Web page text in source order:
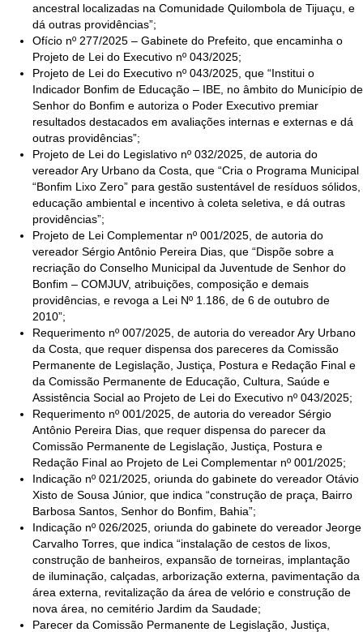
ancestral localizadas na Comunidade Quilombola de Tijuaçu, e
dá outras providências”;
Ofício nº 277/2025 – Gabinete do Prefeito, que encaminha o
Projeto de Lei do Executivo nº 043/2025;
Projeto de Lei do Executivo nº 043/2025, que “Institui o
Indicador Bonfim de Educação – IBE, no âmbito do Município de
Senhor do Bonfim e autoriza o Poder Executivo premiar
resultados destacados em avaliações internas e externas e dá
outras providências”;
Projeto de Lei do Legislativo nº 032/2025, de autoria do
vereador Ary Urbano da Costa, que “Cria o Programa Municipal
“Bonfim Lixo Zero” para gestão sustentável de resíduos sólidos,
educação ambiental e incentivo à coleta seletiva, e dá outras
providências”;
Projeto de Lei Complementar nº 001/2025, de autoria do
vereador Sérgio Antônio Pereira Dias, que “Dispõe sobre a
recriação do Conselho Municipal da Juventude de Senhor do
Bonfim – COMJUV, atribuições, composição e demais
providências, e revoga a Lei Nº 1.186, de 6 de outubro de
2010”;
Requerimento nº 007/2025, de autoria do vereador Ary Urbano
da Costa, que requer dispensa dos pareceres da Comissão
Permanente de Legislação, Justiça, Postura e Redação Final e
da Comissão Permanente de Educação, Cultura, Saúde e
Assistência Social ao Projeto de Lei do Executivo nº 043/2025;
Requerimento nº 001/2025, de autoria do vereador Sérgio
Antônio Pereira Dias, que requer dispensa do parecer da
Comissão Permanente de Legislação, Justiça, Postura e
Redação Final ao Projeto de Lei Complementar nº 001/2025;
Indicação nº 021/2025, oriunda do gabinete do vereador Otávio
Xisto de Sousa Júnior, que indica “construção de praça, Bairro
Barbosa Santos, Senhor do Bonfim, Bahia”;
Indicação nº 026/2025, oriunda do gabinete do vereador Jeorge
Carvalho Torres, que indica “instalação de cestos de lixos,
construção de banheiros, expansão de torneiras, implantação
de iluminação, calçadas, arborização externa, pavimentação da
área externa, revitalização da área de velório e construção de
nova área, no cemitério Jardim da Saudade;
Parecer da Comissão Permanente de Legislação, Justiça,